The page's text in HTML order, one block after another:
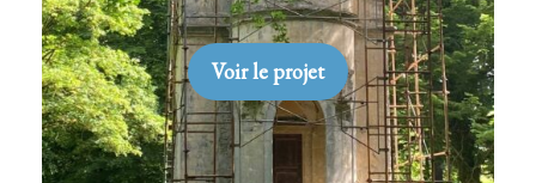
Voir le projet